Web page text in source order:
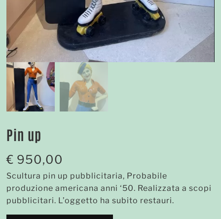
Pin up
€ 950,00
Scultura pin up pubblicitaria, Probabile
produzione americana anni ‘50. Realizzata a scopi
pubblicitari. L’oggetto ha subito restauri.